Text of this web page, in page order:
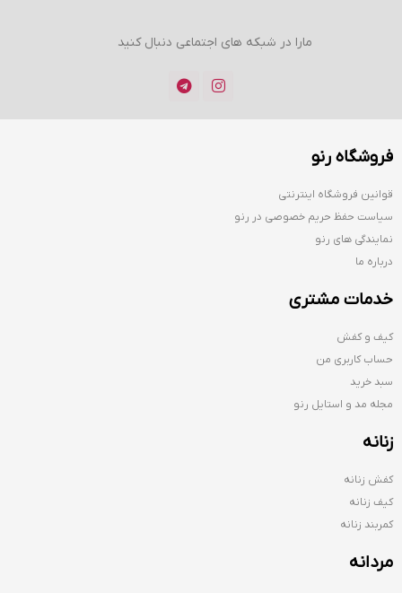
مارا در شبکه های اجتماعی دنبال کنید
فروشگاه رنو
قوانین فروشگاه اینترنتی
سیاست حفظ حریم خصوصی در رنو
نمایندگی های رنو
درباره ما
خدمات مشتری
کیف و کفش
حساب کاربری من
سبد خرید
مجله مد و استایل رنو
زنانه
کفش زنانه
کیف زنانه
کمربند زنانه
مردانه